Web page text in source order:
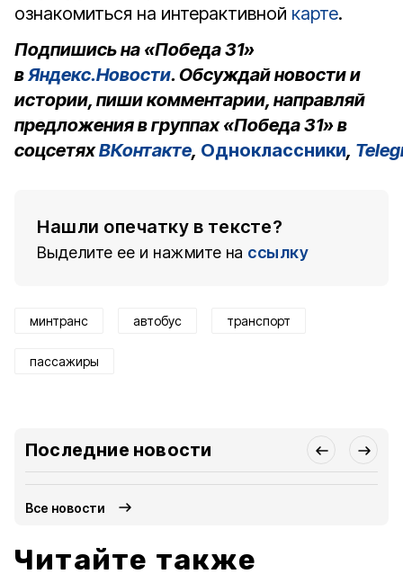
ознакомиться на интерактивной карте.
Подпишись на «Победа 31»
вЯндекс.Новости. Обсуждай новости и
истории, пиши комментарии, направляй
предложения в группах «Победа 31» в
соцсетяхВКонтакте, Одноклассники,
Нашли опечатку в тексте?
Выделите ее и нажмите на ссылку
минтранс автобус транспорт
пассажиры
Последние новости
Все новости
Читайте также